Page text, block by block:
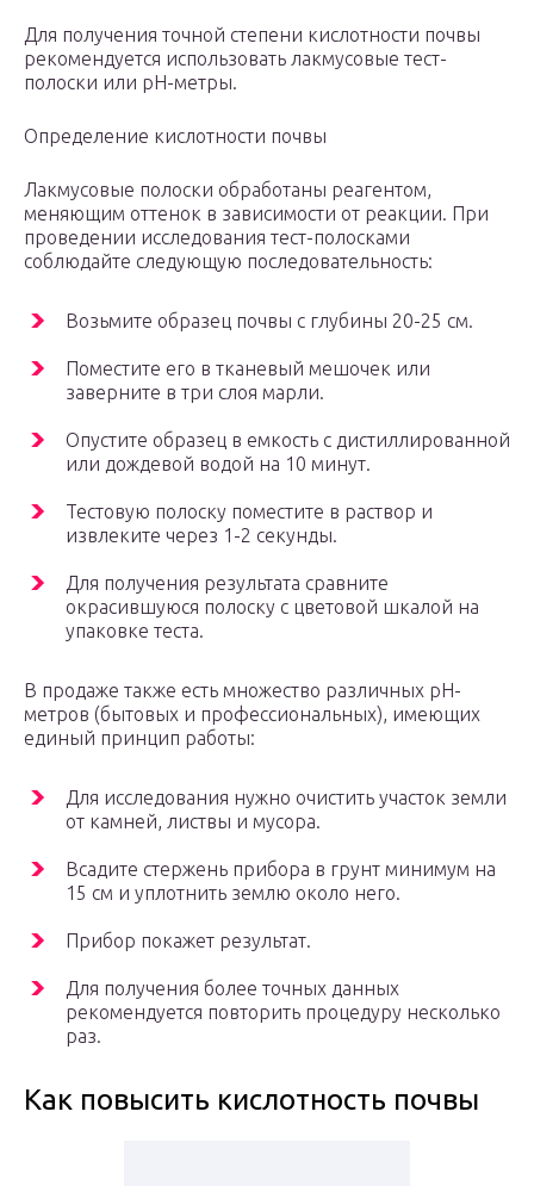
Для получения точной степени кислотности почвы
рекомендуется использовать лакмусовые тест-
полоски или pH-метры.
Определение кислотности почвы
Лакмусовые полоски обработаны реагентом,
меняющим оттенок в зависимости от реакции. При
проведении исследования тест-полосками
соблюдайте следующую последовательность:
Возьмите образец почвы с глубины 20-25 см.
Поместите его в тканевый мешочек или
заверните в три слоя марли.
Опустите образец в емкость с дистиллированной
или дождевой водой на 10 минут.
Тестовую полоску поместите в раствор и
извлеките через 1-2 секунды.
Для получения результата сравните
окрасившуюся полоску с цветовой шкалой на
упаковке теста.
В продаже также есть множество различных pH-
метров (бытовых и профессиональных), имеющих
единый принцип работы:
Для исследования нужно очистить участок земли
от камней, листвы и мусора.
Всадите стержень прибора в грунт минимум на
15 см и уплотнить землю около него.
Прибор покажет результат.
Для получения более точных данных
рекомендуется повторить процедуру несколько
раз.
Как повысить кислотность почвы